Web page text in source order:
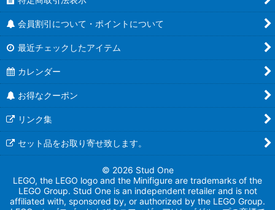
会員割引について・ポイントについて
最近チェックしたアイテム
カレンダー
お得なクーポン
リンク集
セット品をお取り寄せ致します。
© 2026 Stud One
LEGO, the LEGO logo and the Minifigure are trademarks of the
LEGO Group. Stud One is an independent retailer and is not
affiliated with, sponsored by, or authorized by the LEGO Group.